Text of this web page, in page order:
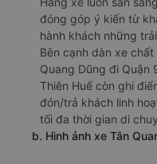
đóng góp ý kiến từ
hành khách những
Bên cạnh dàn xe
Quang Dũng đi Quận
Thiên Huế còn ghi
đón/trả khách linh
tối đa thời gian di
b. Hình ảnh xe Tân